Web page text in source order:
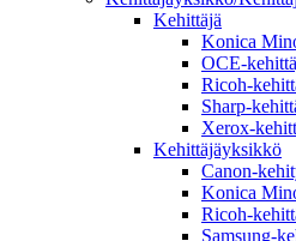
Kehittäjä
Konica
OCE-
Ricoh-
Sharp-
Xerox-
Kehittäjäyksikkö
Canon-
Konica
Ricoh-
Samsung-